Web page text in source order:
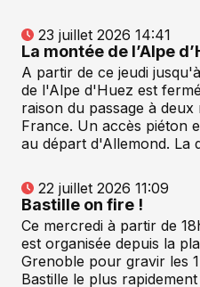
23 juillet 2026 14:41
La montée de l’Alpe
A partir de ce jeudi
de l'Alpe d'Huez est
raison du passage à
France. Un accès piéton
au départ d'Allemond. La
22 juillet 2026 11:09
Bastille on fire !
Ce mercredi à partir de
est organisée depuis la
Grenoble pour gravir les
Bastille le plus